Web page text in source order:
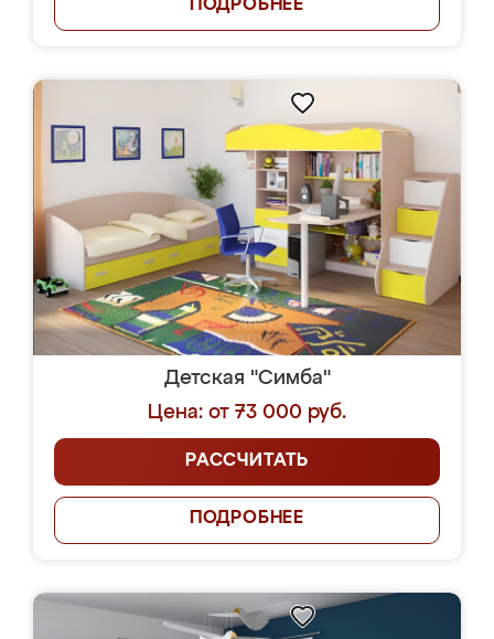
ПОДРОБНЕЕ
Детская "Симба"
Цена: от 73 000 руб.
РАССЧИТАТЬ
ПОДРОБНЕЕ